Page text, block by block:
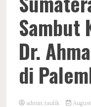
Sambut
Dr.
di
admin_taufik